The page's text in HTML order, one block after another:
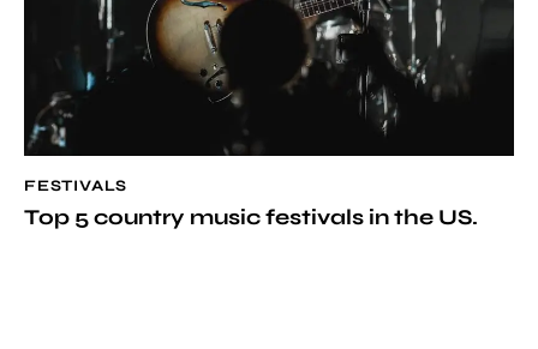
FESTIVALS
Top 5 country music festivals in the US.